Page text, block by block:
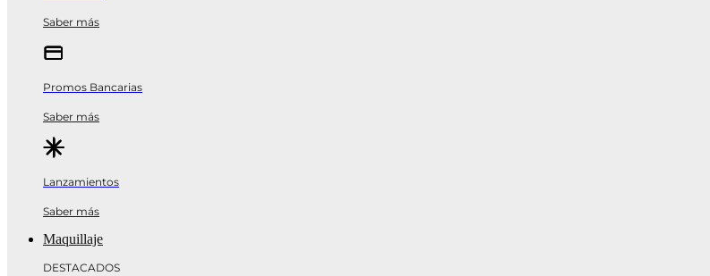
Saber más
Promos Bancarias
Saber más
Lanzamientos
Saber más
Maquillaje
DESTACADOS